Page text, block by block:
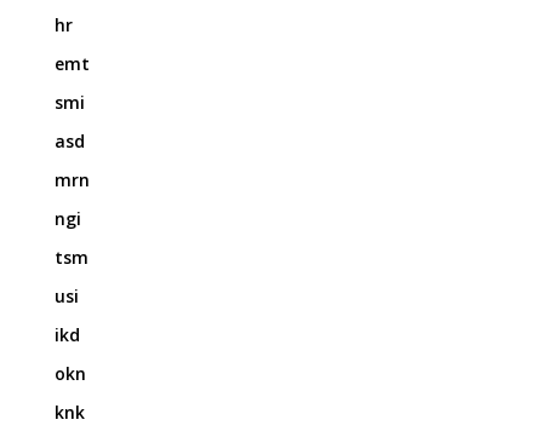
hr
emt
smi
asd
mrn
ngi
tsm
usi
ikd
okn
knk